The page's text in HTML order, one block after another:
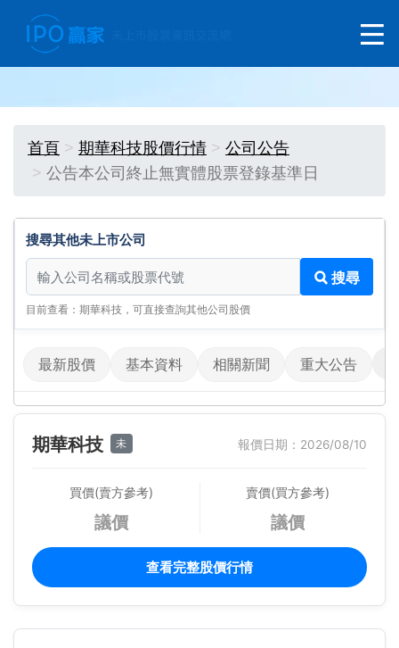
首頁 期華科技股價行情
公司公告
公告本公司終止無實體股票登錄基準日
搜尋其他未上市公司
搜尋其他未上市公司
搜尋
目前查看：期華科技，可直接查詢其他公司股價
最新股價 基本資料 相關新聞 重大公告
期華科技 未 報價日期：2026/08/10
買價(賣方參考)
議價
賣價(買方參考)
議價
查看完整股價行情